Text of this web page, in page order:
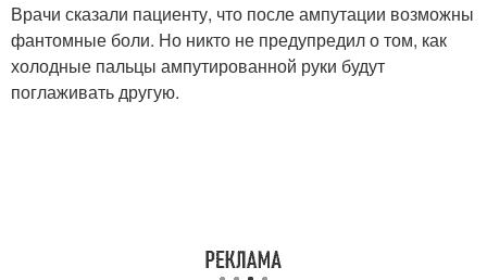
Врачи сказали пациенту, что после ампутации возможны
фантомные боли. Но никто не предупредил о том, как
холодные пальцы ампутированной руки будут
поглаживать другую.